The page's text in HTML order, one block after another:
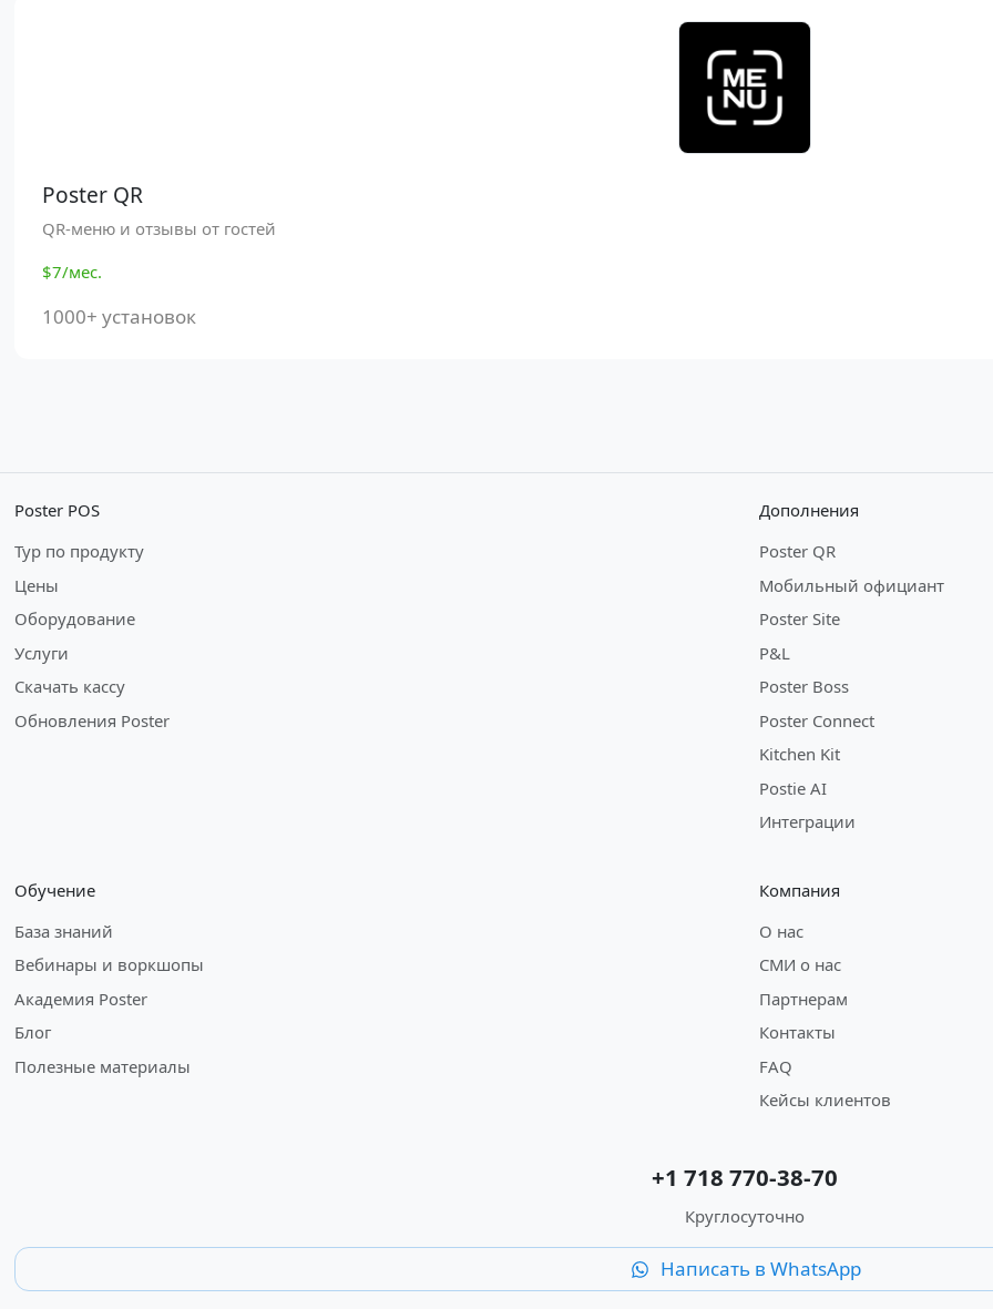
Poster QR
QR-меню и отзывы от гостей
$7/мес.
1000+ установок
Poster POS
Тур по продукту
Цены
Оборудование
Услуги
Скачать кассу
Обновления Poster
Дополнения
Poster QR
Мобильный официант
Poster Site
P&L
Poster Boss
Poster Connect
Kitchen Kit
Postie AI
Интеграции
Обучение
База знаний
Вебинары и воркшопы
Академия Poster
Блог
Полезные материалы
Компания
О нас
СМИ о нас
Партнерам
Контакты
FAQ
Кейсы клиентов
+1 718 770-38-70
Круглосуточно
Написать в WhatsApp